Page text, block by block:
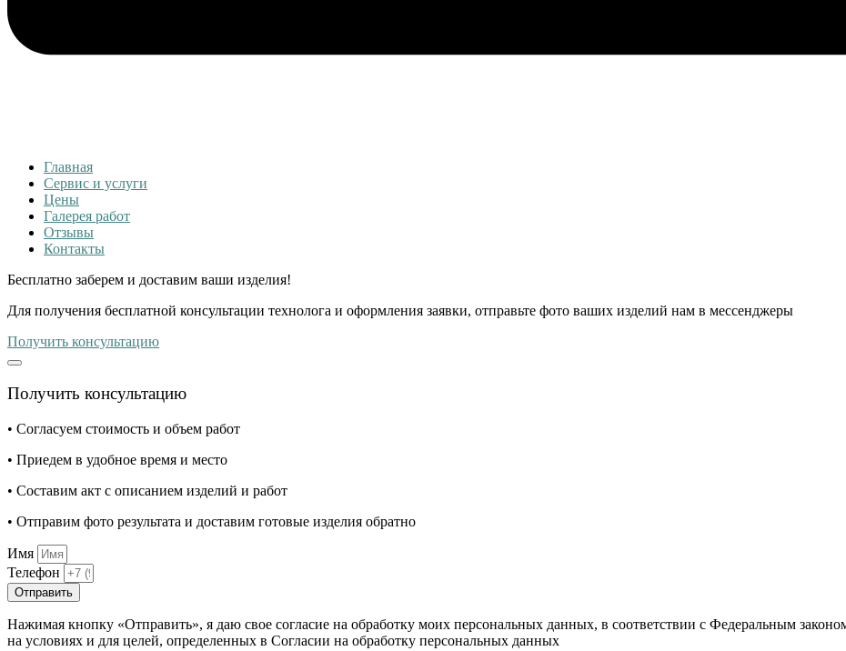
Главная
Сервис и услуги
Цены
Галерея работ
Отзывы
Контакты
Бесплатно заберем и доставим ваши изделия!
Для получения бесплатной консультации технолога и оформления заявки, отправьте фото ваших изделий нам в мессенджеры
Получить консультацию
Получить консультацию
• Согласуем стоимость и объем работ
• Приедем в удобное время и место
• Составим акт с описанием изделий и работ
• Отправим фото результата и доставим готовые изделия обратно
Имя
Телефон
Отправить
Нажимая кнопку «Отправить», я даю свое согласие на обработку моих персональных данных, в соответствии с Федеральным
на условиях и для целей, определенных в Согласии на обработку персональных данных